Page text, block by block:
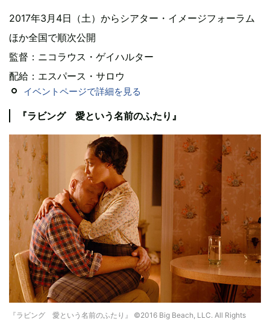
2017年3月4日（土）からシアター・イメージフォーラム
ほか全国で順次公開
監督：ニコラウス・ゲイハルター
配給：エスパース・サロウ
イベントページで詳細を見る
『ラビング 愛という名前のふたり』
『ラビング 愛という名前のふたり』 ©2016 Big Beach, LLC. All Rights